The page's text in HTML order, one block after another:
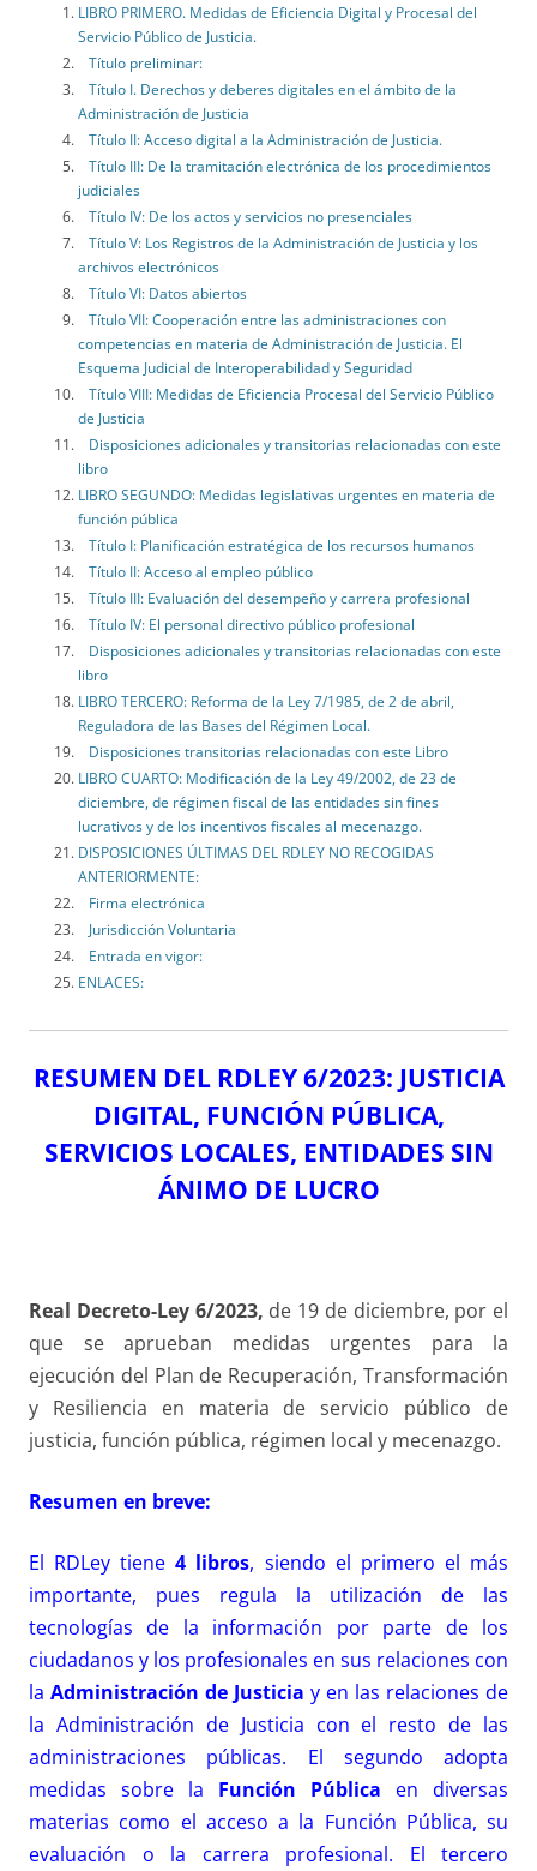
LIBRO PRIMERO. Medidas de Eficiencia Digital y Procesal del
Servicio Público de Justicia.
Título preliminar:
Título I. Derechos y deberes digitales en el ámbito de la
Administración de Justicia
Título II: Acceso digital a la Administración de Justicia.
Título III: De la tramitación electrónica de los procedimientos
judiciales
Título IV: De los actos y servicios no presenciales
Título V: Los Registros de la Administración de Justicia y los
archivos electrónicos
Título VI: Datos abiertos
Título VII: Cooperación entre las administraciones con
competencias en materia de Administración de Justicia. El
Esquema Judicial de Interoperabilidad y Seguridad
Título VIII: Medidas de Eficiencia Procesal del Servicio Público
de Justicia
Disposiciones adicionales y transitorias relacionadas con este
libro
LIBRO SEGUNDO: Medidas legislativas urgentes en materia de
función pública
Título I: Planificación estratégica de los recursos humanos
Título II: Acceso al empleo público
Título III: Evaluación del desempeño y carrera profesional
Título IV: El personal directivo público profesional
Disposiciones adicionales y transitorias relacionadas con este
libro
LIBRO TERCERO: Reforma de la Ley 7/1985, de 2 de abril,
Reguladora de las Bases del Régimen Local.
Disposiciones transitorias relacionadas con este Libro
LIBRO CUARTO: Modificación de la Ley 49/2002, de 23 de
diciembre, de régimen fiscal de las entidades sin fines
lucrativos y de los incentivos fiscales al mecenazgo.
DISPOSICIONES ÚLTIMAS DEL RDLEY NO RECOGIDAS
ANTERIORMENTE:
Firma electrónica
Jurisdicción Voluntaria
Entrada en vigor:
ENLACES:
RESUMEN DEL RDLEY 6/2023: JUSTICIA
DIGITAL, FUNCIÓN PÚBLICA,
SERVICIOS LOCALES, ENTIDADES SIN
ÁNIMO DE LUCRO
Real Decreto-Ley 6/2023, de 19 de diciembre, por el
que se aprueban medidas urgentes para la
ejecución del Plan de Recuperación, Transformación
y Resiliencia en materia de servicio público de
justicia, función pública, régimen local y mecenazgo.
Resumen en breve:
El RDLey tiene4 libros, siendo el primero el más
importante, pues regula la utilización de las
tecnologías de la información por parte de los
ciudadanos y los profesionales en sus relaciones con
la Administración de Justicia y en las relaciones de
la Administración de Justicia con el resto de las
administraciones públicas. El segundo adopta
medidas sobre la Función Pública en diversas
materias como el acceso a la Función Pública, su
evaluación o la carrera profesional. El tercero